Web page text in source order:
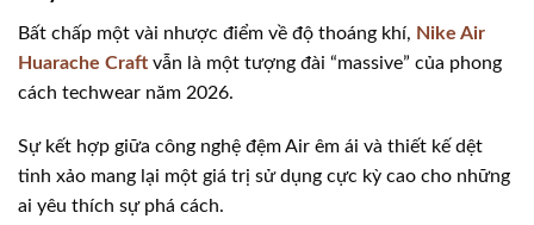
Bất chấp một vài nhược điểm về độ thoáng khí, Nike Air
Huarache Craft vẫn là một tượng đài “massive” của phong
cách techwear năm 2026.
Sự kết hợp giữa công nghệ đệm Air êm ái và thiết kế dệt
tinh xảo mang lại một giá trị sử dụng cực kỳ cao cho những
ai yêu thích sự phá cách.